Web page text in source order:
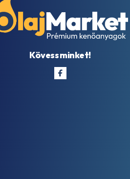
Kövess minket!